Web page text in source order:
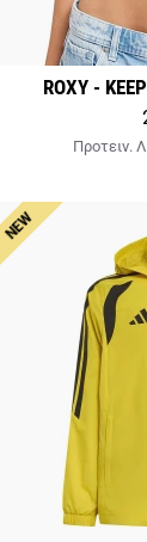
ROXY -
Προτειν.
NEW